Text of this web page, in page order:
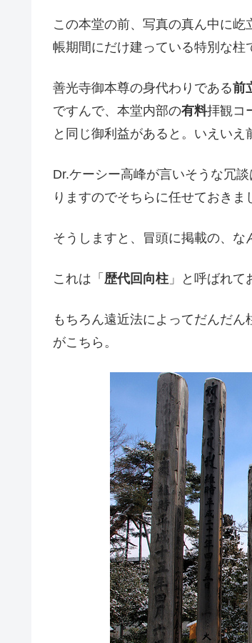
この本堂の前、写真の真ん中に屹
帳期間にだけ建っている特別な柱
善光寺御本尊の身代わりである前
ですんで、本堂内部の有料拝観コ
と同じ御利益があると。いえいえ
Dr.ケーシー高峰が言いそうな冗
りますのでそちらに任せておきま
そうしますと、冒頭に掲載の、な
これは「 歴代回向柱 」と呼ばれて
もちろん遠近法によってだんだ
がこちら。